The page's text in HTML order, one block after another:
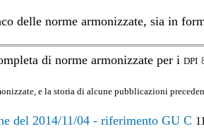
delle norme armonizzate, sia in
di norme armonizzate per i DPI
e la storia di alcune pubblicazioni
del 2014/11/04 - riferimento GU C